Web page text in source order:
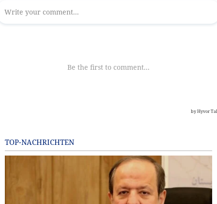
TOP-NACHRICHTEN